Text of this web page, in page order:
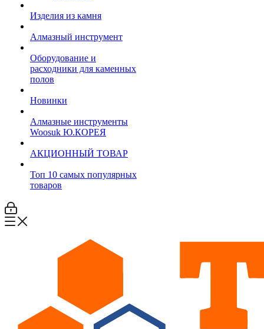
Изделия из камня
Алмазный инструмент
Оборудование и
расходники для каменных
полов
Новинки
Алмазные инструменты
Woosuk Ю.КОРЕЯ
АКЦИОННЫЙ ТОВАР
Топ 10 самых популярных
товаров